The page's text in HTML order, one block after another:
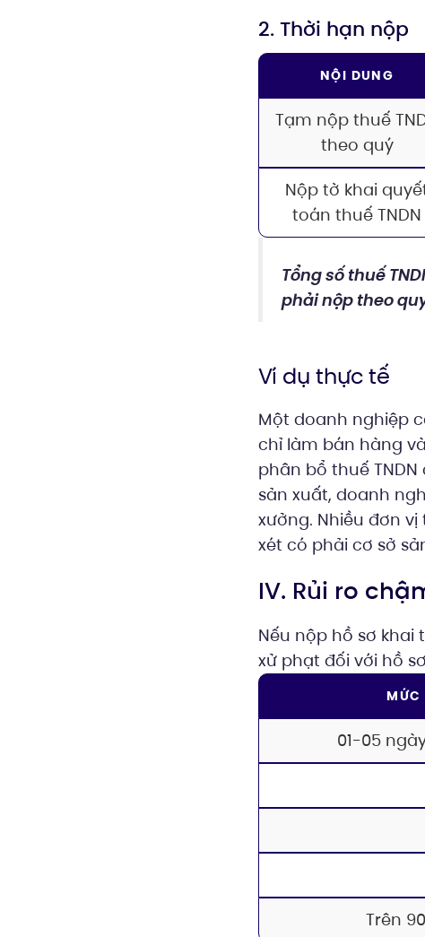
2. Thời hạn nộp
NỘI DUNG
Tạm nộp thuế
theo quý
Nộp tờ khai
toán thuế TNDN
Tổng số thuế
phải nộp theo
Ví dụ thực tế
Một doanh nghiệp
chỉ làm bán hàng
phân bổ thuế
sản xuất, doanh
xưởng. Nhiều đơn
xét có phải cơ sở
IV. Rủi ro
Nếu nộp hồ sơ khai
xử phạt đối với hồ
MỨC
01-05
Trên